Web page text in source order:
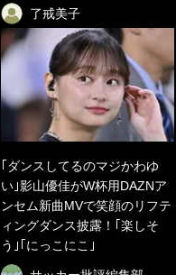
了戒美子
｢ダンスしてるのマジかわゆ
い｣影山優佳がW杯用DAZNア
ンセム新曲MVで笑顔のリフテ
ィングダンス披露！｢楽しそ
う｣｢にっこにこ｣